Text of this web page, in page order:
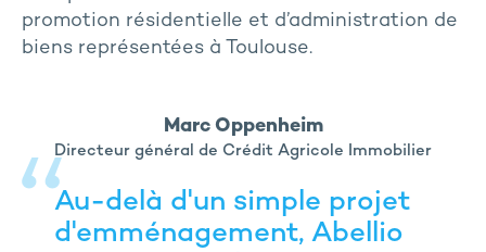
promotion résidentielle et d’administration de
biens représentées à Toulouse.
Marc Oppenheim
Directeur général de Crédit Agricole Immobilier
Au-delà d'un simple projet
d'emménagement, Abellio